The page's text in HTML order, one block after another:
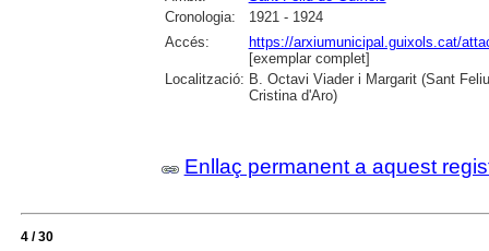
Cronologia:
1921 - 1924
Accés:
https://arxiumunicipal.guixols.cat/
[exemplar complet]
Localització: B. Octavi Viader i Margarit (Sant
Cristina d'Aro)
Enllaç permanent a aquest
4 / 30